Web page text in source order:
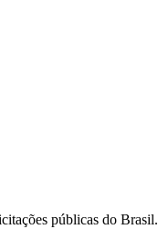
públicas do Brasil.